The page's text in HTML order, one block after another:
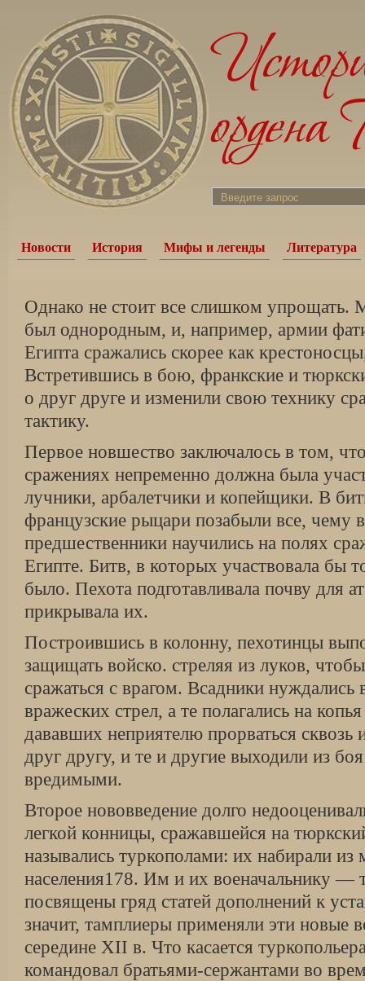
Новости История Мифы и легенды Литература
Однако не стоит все слишком упрощать.
был однородным, и, например, армии
Египта сражались скорее как
Встретившись в бою, франкские и
о друг друге и из­менили свою технику
тактику.
Первое новшество заключалось в том,
сражениях непременно должна была
лучни­ки, арбалетчики и копейщики. В
фран­цузские рыцари позабыли все, чему
предшественники нау­чились на полях
Египте. Битв, в которых участвовала бы
было. Пехота подготавли­вала почву для
прикрывала их.
Построившись в колонну, пехотинцы
защищать войско. стреляя из луков,
сражаться с врагом. Всадники нуждались
вражеских стрел, а те полагались на
дававших неприятелю прорваться
друг другу, и те и другие выходили из
вредимыми.
Второе нововведение долго
легкой конницы, сражавшейся на
назывались туркополами: их набирали из
населения178. Им и их военачальнику —
посвящены гряд статей дополнений к
значит, тамплиеры применяли эти новые
середине XII в. Что касается
командовал братьями-сержантами во